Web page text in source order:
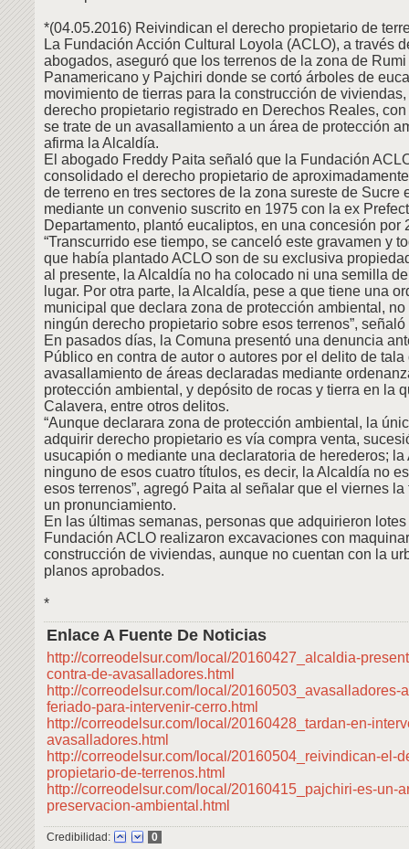
*(04.05.2016) Reivindican el derecho propietario de
La Fundación Acción Cultural Loyola (ACLO), a través
abogados, aseguró que los terrenos de la zona de
Panamericano y Pajchiri donde se cortó árboles de
movimiento de tierras para la construcción de
derecho propietario registrado en Derechos Reales,
se trate de un avasallamiento a un área de protección
afirma la Alcaldía.
El abogado Freddy Paita señaló que la Fundación
consolidado el derecho propietario de
de terreno en tres sectores de la zona sureste de Sucre
mediante un convenio suscrito en 1975 con la ex
Departamento, plantó eucaliptos, en una concesión por
“Transcurrido ese tiempo, se canceló este gravamen y
que había plantado ACLO son de su exclusiva
al presente, la Alcaldía no ha colocado ni una semilla
lugar. Por otra parte, la Alcaldía, pese a que tiene una
municipal que declara zona de protección ambiental,
ningún derecho propietario sobre esos terrenos”, señaló
En pasados días, la Comuna presentó una denuncia
Público en contra de autor o autores por el delito de tala
avasallamiento de áreas declaradas mediante
protección ambiental, y depósito de rocas y tierra en la
Calavera, entre otros delitos.
“Aunque declarara zona de protección ambiental, la
adquirir derecho propietario es vía compra venta,
usucapión o mediante una declaratoria de herederos;
ninguno de esos cuatro títulos, es decir, la Alcaldía no
esos terrenos”, agregó Paita al señalar que el viernes
un pronunciamiento.
En las últimas semanas, personas que adquirieron
Fundación ACLO realizaron excavaciones con
construcción de viviendas, aunque no cuentan con la
planos aprobados.
*
Enlace A Fuente De Noticias
http://correodelsur.com/local/20160427_alcaldia-
contra-de-avasalladores.html
http://correodelsur.com/local/20160503_avasalladores-
feriado-para-intervenir-cerro.html
http://correodelsur.com/local/20160428_tardan-en-
avasalladores.html
http://correodelsur.com/local/20160504_reivindican-el-
propietario-de-terrenos.html
http://correodelsur.com/local/20160415_pajchiri-es-un-
preservacion-ambiental.html
Credibilidad: 0